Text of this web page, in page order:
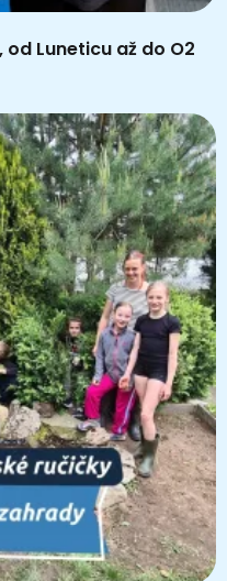
Luneticu až do O2